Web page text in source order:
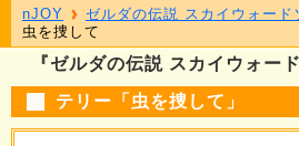
『ゼルダの伝説 スカイウォー
テリー「虫を捜して」
nJOY ゼルダの伝説 スカイウォード
虫を捜して